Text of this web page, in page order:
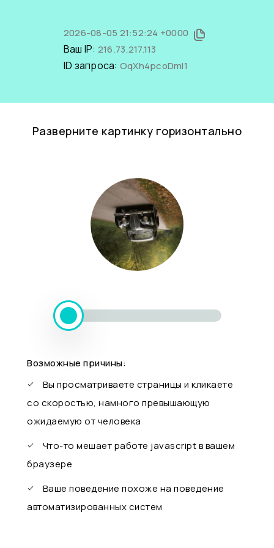
2026-08-05 21:52:24 +0000
Ваш IP: 216.73.217.113
ID запроса: OqXh4pcoDmI1
Разверните картинку горизонтально
Возможные причины:
Вы просматриваете страницы и кликаете
со скоростью, намного превышающую
ожидаемую от человека
Что-то мешает работе javascript в вашем
браузере
Ваше поведение похоже на поведение
автоматизированных систем